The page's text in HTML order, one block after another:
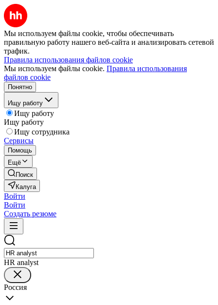
Мы используем файлы cookie, чтобы обеспечивать
правильную работу нашего веб-сайта и анализировать сетевой
трафик.
Правила использования файлов cookie
Мы используем файлы cookie. Правила использования
файлов cookie
Понятно
Ищу работу
Ищу работу
Ищу работу
Ищу сотрудника
Сервисы
Помощь
Ещё
Поиск
Калуга
Войти
Войти
Создать резюме
HR analyst
Россия